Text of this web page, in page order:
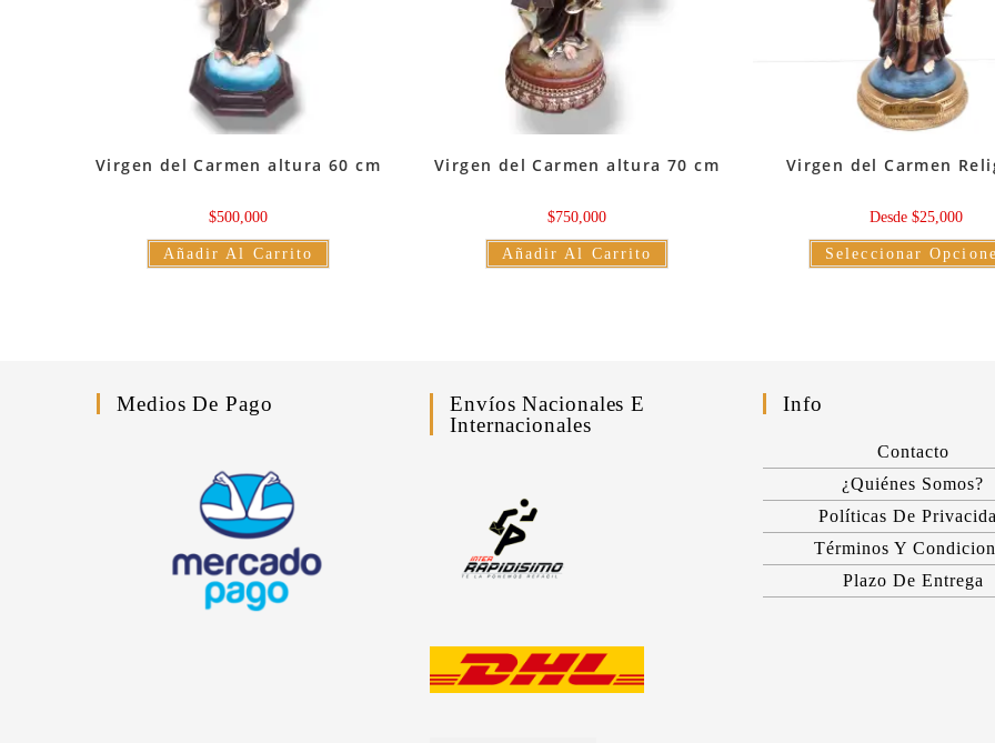
Virgen del Carmen altura 60 cm
$500,000
Añadir Al Carrito
Virgen del Carmen altura 70 cm
$750,000
Añadir Al Carrito
Virgen del Carmen
Desde $25,000
Seleccionar
Medios De Pago
Envíos Nacionales E
Internacionales
Info
Contacto
¿Quiénes Somos?
Políticas De
Términos Y
Plazo De Entrega